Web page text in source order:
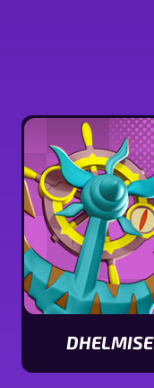
DHELMISE
Ver